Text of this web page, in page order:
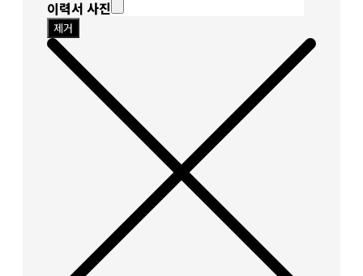
이력서 사진
제거